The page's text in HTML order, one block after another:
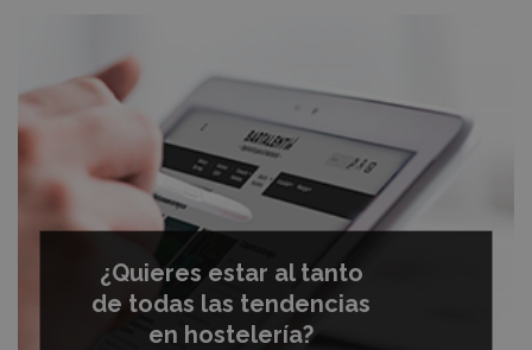
¿Quieres estar al tanto
de todas las tendencias
en hostelería?